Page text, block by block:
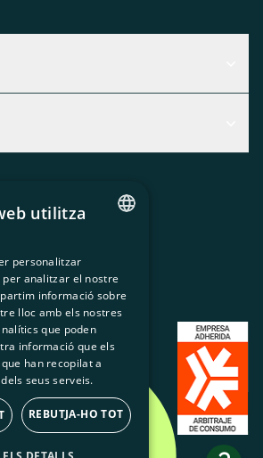
Política de cookies
Design.
SPANISH
GL
BASQUE
utilitza
personalitzar
analitzar el nostre
informació sobre
lloc amb els nostres
que poden
informació que els
han recopilat a
seus serveis.
REBUTJA-HO TOT